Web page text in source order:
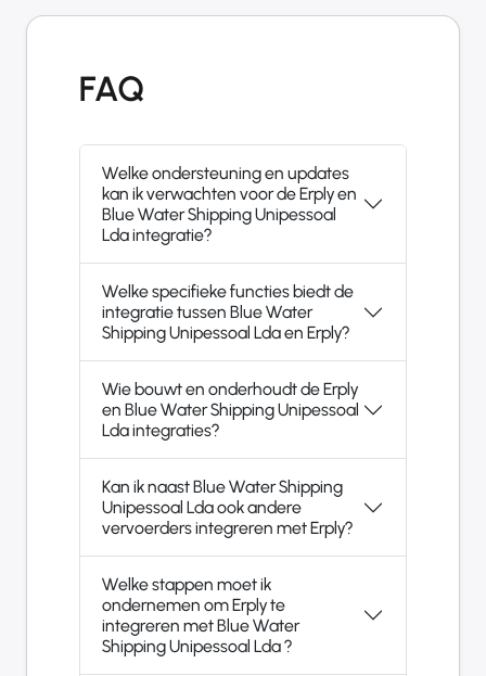
FAQ
Welke ondersteuning en updates
kan ik verwachten voor de Erply en
Blue Water Shipping Unipessoal
Lda integratie?
Welke specifieke functies biedt de
integratie tussen Blue Water
Shipping Unipessoal Lda en Erply?
Wie bouwt en onderhoudt de Erply
en Blue Water Shipping Unipessoal
Lda integraties?
Kan ik naast Blue Water Shipping
Unipessoal Lda ook andere
vervoerders integreren met Erply?
Welke stappen moet ik
ondernemen om Erply te
integreren met Blue Water
Shipping Unipessoal Lda ?